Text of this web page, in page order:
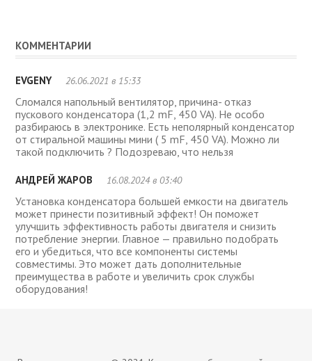
КОММЕНТАРИИ
EVGENY 26.06.2021 в 15:33
Сломался напольный вентилятор, причина- отказ
пускового конденсатора (1,2 mF, 450 VA). Не особо
разбираюсь в электронике. Есть неполярный конденсатор
от стиральной машины мини ( 5 mF, 450 VA). Можно ли
такой подключить ? Подозреваю, что нельзя
АНДРЕЙ ЖАРОВ 16.08.2024 в 03:40
Установка конденсатора большей емкости на двигатель
может принести позитивный эффект! Он поможет
улучшить эффективность работы двигателя и снизить
потребление энергии. Главное — правильно подобрать
его и убедиться, что все компоненты системы
совместимы. Это может дать дополнительные
преимущества в работе и увеличить срок службы
оборудования!